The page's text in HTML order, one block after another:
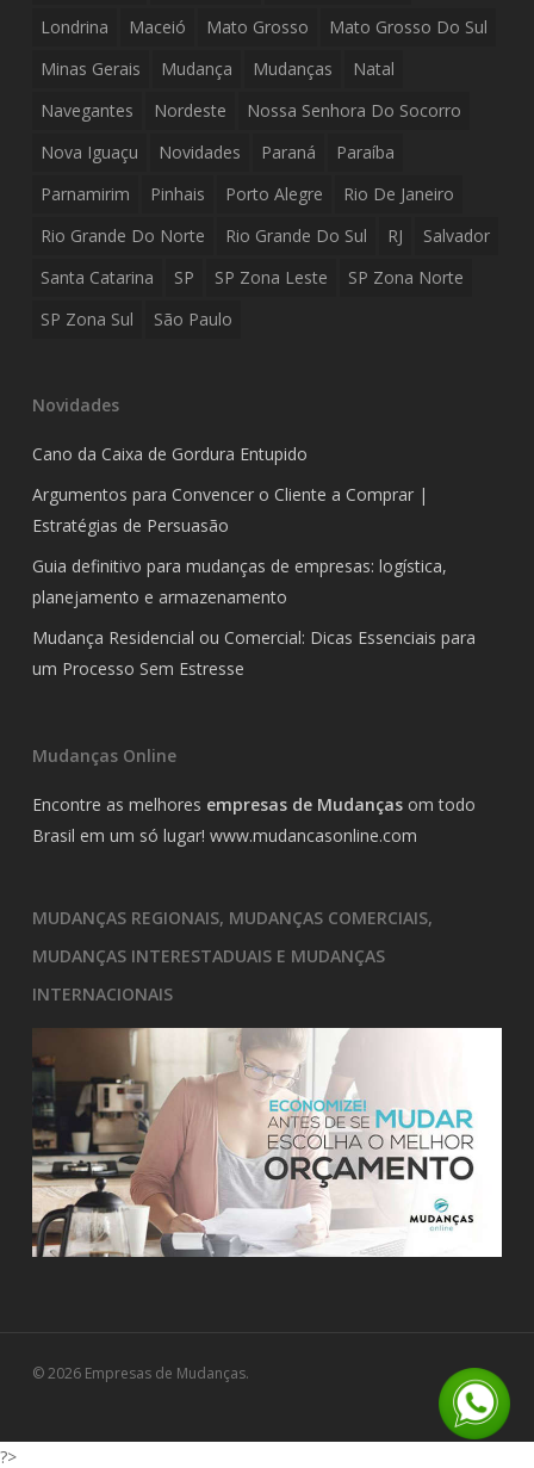
Londrina
Maceió Mato Grosso
Mato Grosso Do Sul
Minas Gerais
Mudança Mudanças
Natal
Navegantes
Nordeste
Nossa Senhora Do Socorro
Nova Iguaçu
Novidades Paraná
Paraíba
Parnamirim
Pinhais Porto Alegre
Rio De Janeiro
Rio Grande Do Norte
Rio Grande Do Sul RJ
Salvador
Santa Catarina
SP SP Zona Leste
SP Zona Norte
SP Zona Sul
São Paulo
Novidades
Cano da Caixa de Gordura Entupido
Argumentos para Convencer o Cliente a Comprar |
Estratégias de Persuasão
Guia definitivo para mudanças de empresas: logística,
planejamento e armazenamento
Mudança Residencial ou Comercial: Dicas Essenciais para
um Processo Sem Estresse
Mudanças Online
Encontre as melhores empresas de Mudançasom todo
Brasil em um só lugar! www.mudancasonline.com
MUDANÇAS REGIONAIS, MUDANÇAS COMERCIAIS,
MUDANÇAS INTERESTADUAIS E MUDANÇAS
INTERNACIONAIS
© 2026 Empresas de Mudanças.
?>